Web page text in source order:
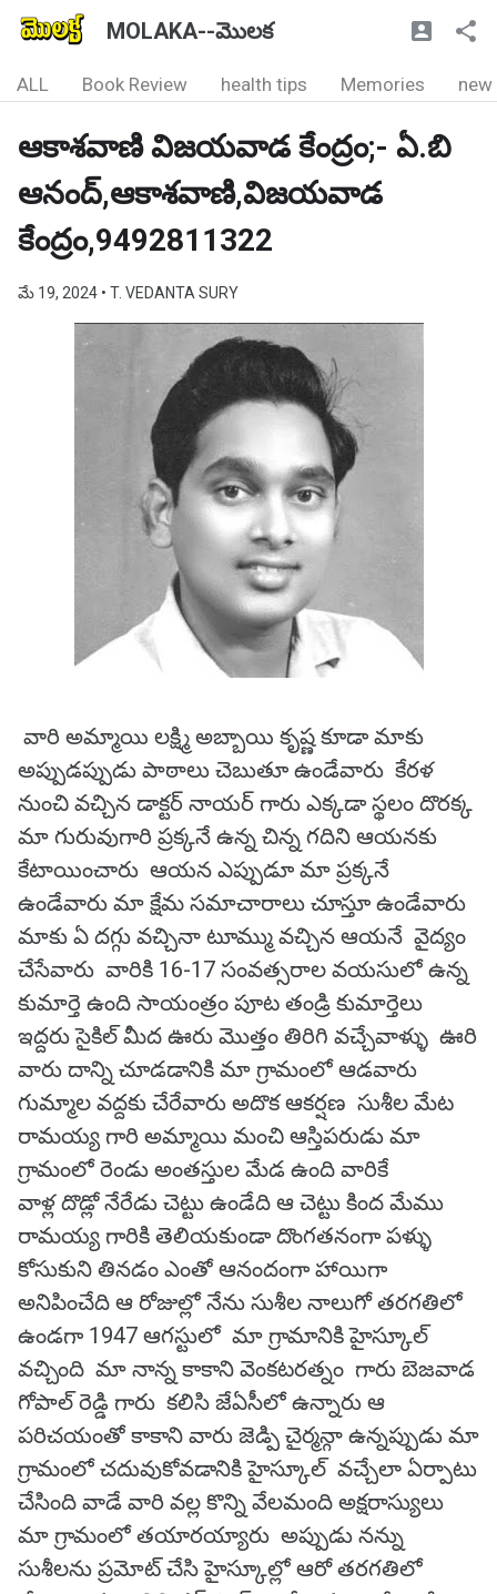
MOLAKA--మొలక
ALL Book Review health tips Memories new
ఆకాశవాణి విజయవాడ కేంద్రం;- ఏ.బి
ఆనంద్,ఆకాశవాణి,విజయవాడ
కేంద్రం,9492811322
మే 19, 2024 • T. VEDANTA SURY
వారి అమ్మాయి లక్ష్మి అబ్బాయి కృష్ణ కూడా మాకు
అప్పుడప్పుడు పాఠాలు చెబుతూ ఉండేవారు కేరళ
నుంచి వచ్చిన డాక్టర్ నాయర్ గారు ఎక్కడా స్థలం దొరక్క
మా గురువుగారి ప్రక్కనే ఉన్న చిన్న గదిని ఆయనకు
కేటాయించారు ఆయన ఎప్పుడూ మా ప్రక్కనే
ఉండేవారు మా క్షేమ సమాచారాలు చూస్తూ ఉండేవారు
మాకు ఏ దగ్గు వచ్చినా టూమ్ము వచ్చిన ఆయనే వైద్యం
చేసేవారు వారికి 16-17 సంవత్సరాల వయసులో ఉన్న
కుమార్తె ఉంది సాయంత్రం పూట తండ్రి కుమార్తెలు
ఇద్దరు సైకిల్ మీద ఊరు మొత్తం తిరిగి వచ్చేవాళ్ళు ఊరి
వారు దాన్ని చూడడానికి మా గ్రామంలో ఆడవారు
గుమ్మాల వద్దకు చేరేవారు అదొక ఆకర్షణ సుశీల మేట
రామయ్య గారి అమ్మాయి మంచి ఆస్తిపరుడు మా
గ్రామంలో రెండు అంతస్తుల మేడ ఉంది వారికే
వాళ్ల దొడ్లో నేరేడు చెట్టు ఉండేది ఆ చెట్టు కింద మేము
రామయ్య గారికి తెలియకుండా దొంగతనంగా పళ్ళు
కోసుకుని తినడం ఎంతో ఆనందంగా హాయిగా
అనిపించేది ఆ రోజుల్లో నేను సుశీల నాలుగో తరగతిలో
ఉండగా 1947 ఆగస్టులో మా గ్రామానికి హైస్కూల్
వచ్చింది మా నాన్న కాకాని వెంకటరత్నం గారు బెజవాడ
గోపాల్ రెడ్డి గారు కలిసి జేఏసీలో ఉన్నారు ఆ
పరిచయంతో కాకాని వారు జెడ్పి చైర్మన్గా ఉన్నప్పుడు మా
గ్రామంలో చదువుకోవడానికి హైస్కూల్ వచ్చేలా ఏర్పాటు
చేసింది వాడే వారి వల్ల కొన్ని వేలమంది అక్షరాస్యులు
మా గ్రామంలో తయారయ్యారు అప్పుడు నన్ను
సుశీలను ప్రమోట్ చేసి హైస్కూల్లో ఆరో తరగతిలో